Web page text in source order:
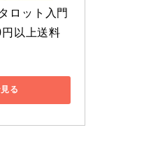
ロット入門
以上送料
る